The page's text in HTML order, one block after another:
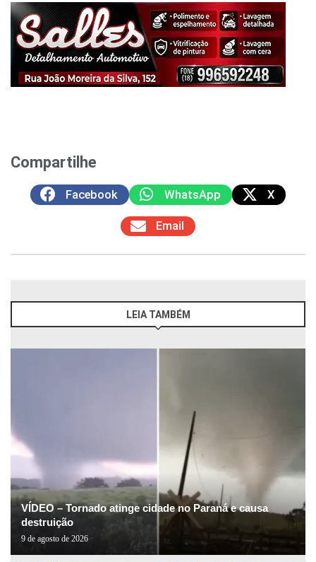
Compartilhe
Facebook WhatsApp X
Email
LEIA TAMBÉM
VÍDEO – Tornado atinge cidade no Paraná e causa
destruição
9 de agosto de 2026